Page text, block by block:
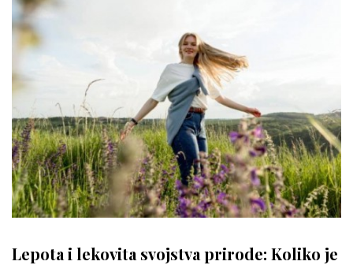
Lepota i lekovita svojstva prirode: Koliko je